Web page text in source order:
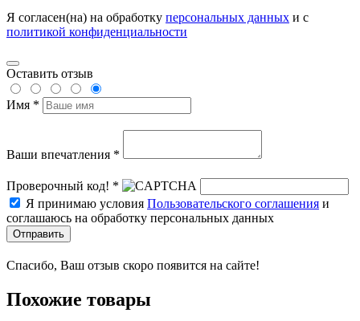
Я согласен(на) на обработку персональных данных и с
политикой конфиденциальности
Оставить отзыв
Имя *
Ваши впечатления *
Проверочный код! *
Я принимаю условия Пользовательского соглашения и
соглашаюсь на обработку персональных данных
Отправить
Спасибо, Ваш отзыв скоро появится на сайте!
Похожие товары